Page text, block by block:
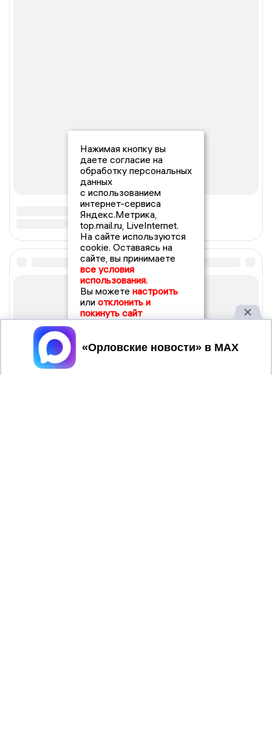
Нажимая кнопку вы
даете согласие на
обработку персональных
данных
с использованием
интернет-сервиса
Яндекс.Метрика,
top.mail.ru, LiveInternet.
На сайте используются
cookie. Оставаясь на
сайте, вы принимаете
все условия
использования.
Вы можете настроить
или отклонить и
покинуть сайт
Принять